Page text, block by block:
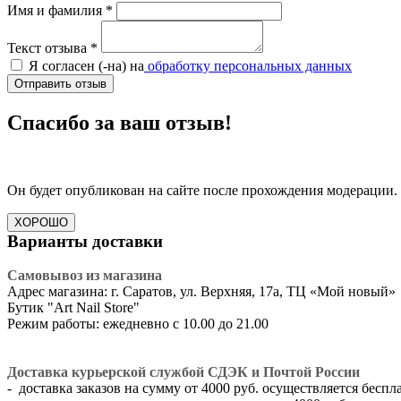
Имя и фамилия *
Текст отзыва *
Я согласен (-на) на обработку персональных данных
Отправить отзыв
Спасибо за ваш отзыв!
Он будет опубликован на сайте после прохождения модерации.
ХОРОШО
Варианты доставки
Самовывоз из магазина
Адрес магазина: г. Саратов, ул. Верхняя, 17а, ТЦ «Мой новый»
​Бутик "Art Nail Store"
Режим работы: ежедневно с 10.00 до 21.00
Доставка курьерской службой СДЭК и Почтой России
- доставка заказов на сумму от 4000 руб. осуществляется